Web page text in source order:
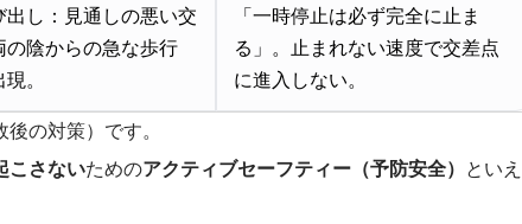
出し：見通しの悪い交
の陰からの急な歩行
。
「一時停止は必ず完全に止ま
る」。止まれない速度で交差点
に進入しない。
の対策）です。
こさないためのアクティブセーフティー（予防安全） といえ